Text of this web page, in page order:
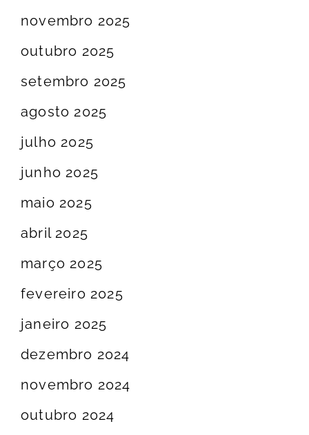
novembro 2025
outubro 2025
setembro 2025
agosto 2025
julho 2025
junho 2025
maio 2025
abril 2025
março 2025
fevereiro 2025
janeiro 2025
dezembro 2024
novembro 2024
outubro 2024